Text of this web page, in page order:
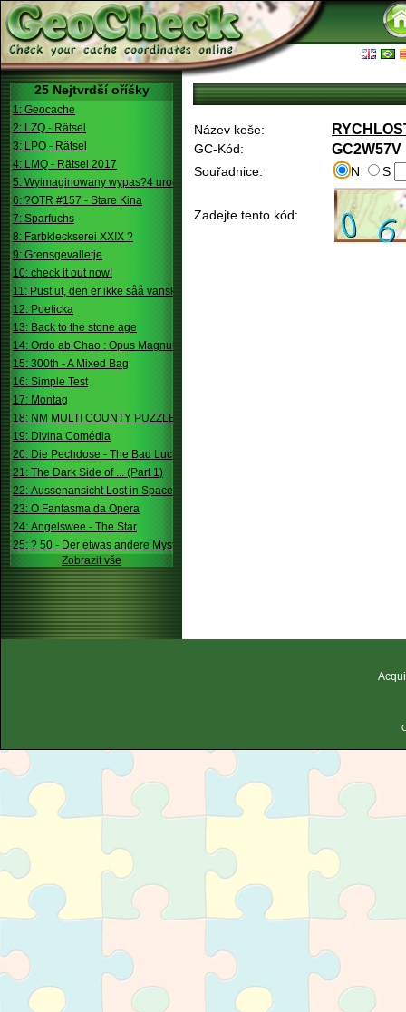
25 Nejtvrdší oříšky
1: Geocache
2: LZQ - Rätsel
3: LPQ - Rätsel
4: LMQ - Rätsel 2017
5: Wyimaginowany wypas?4 urodziny
6: ?OTR #157 - Stare Kina
7: Sparfuchs
8: Farbkleckserei XXIX ?
9: Grensgevalletje
10: check it out now!
11: Pust ut, den er ikke såå vanskelig.
12: Poeticka
13: Back to the stone age
14: Ordo ab Chao : Opus Magnum
15: 300th - A Mixed Bag
16: Simple Test
17: Montag
18: NM MULTI COUNTY PUZZLE
19: Divina Comédia
20: Die Pechdose - The Bad Luck Box
21: The Dark Side of ... (Part 1)
22: Aussenansicht Lost in Space
23: O Fantasma da Opera
24: Angelswee - The Star
25: ? 50 - Der etwas andere Mystery
Zobrazit vše
Název keše:
GC-Kód: GC2W57V
Souřadnice: N S
Zadejte tento kód: